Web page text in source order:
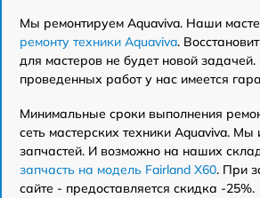
Мы ремонтируем Aquaviva. Наши
ремонту техники Aquaviva.
для мастеров не будет новой
проведенных работ у нас имеется
Минимальные сроки выполнения
сеть мастерских техники Aquaviva. Мы
запчастей. И возможно на наших
запчасть на модель Fairland X60. При
сайте - предоставляется скидка -25%.